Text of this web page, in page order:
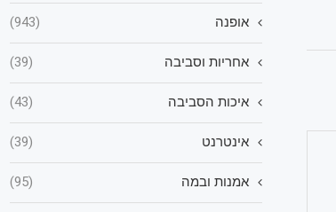
אופנה (943)
אחריות וסביבה (39)
איכות הסביבה (43)
אינטרנט (39)
אמנות ובמה (95)